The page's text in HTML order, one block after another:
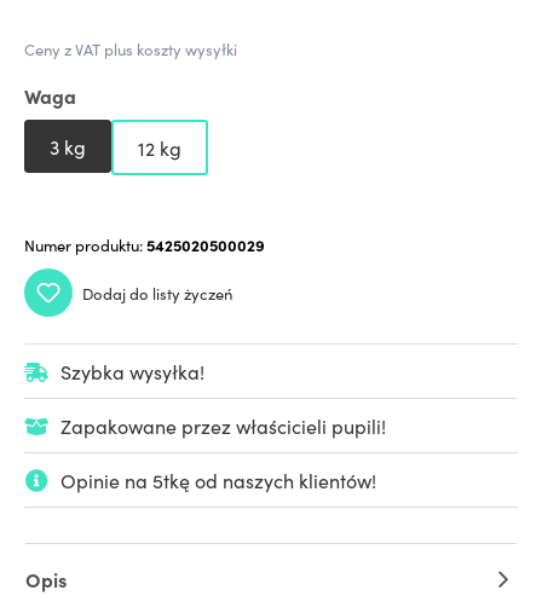
Ceny z VAT plus koszty wysyłki
Waga
3 kg
12 kg
Numer produktu:5425020500029
Dodaj do listy życzeń
Szybka wysyłka!
Zapakowane przez właścicieli pupili!
Opinie na 5tkę od naszych klientów!
Opis